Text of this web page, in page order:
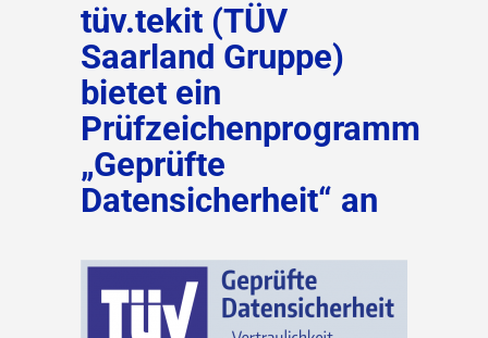
tüv.tekit (TÜV
Saarland Gruppe)
bietet ein
Prüfzeichenprogramm
„Geprüfte
Datensicherheit“ an